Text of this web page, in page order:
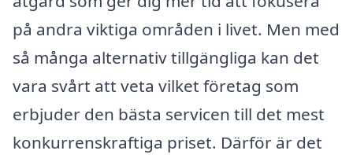
på andra viktiga områden i livet. Men med
så många alternativ tillgängliga kan det
vara svårt att veta vilket företag som
erbjuder den bästa servicen till det mest
konkurrenskraftiga priset. Därför är det